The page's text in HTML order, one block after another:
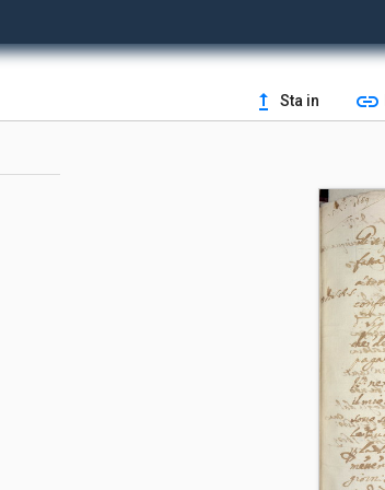
upgrade Sta in link